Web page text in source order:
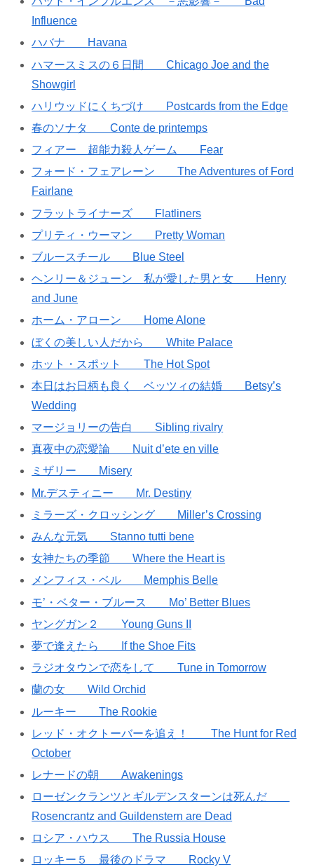
Influence
ハバナ Havana
ハマースミスの６日間 Chicago Joe and the
Showgirl
ハリウッドにくちづけ Postcards from the Edge
春のソナタ Conte de printemps
フィアー 超能力殺人ゲーム Fear
フォード・フェアレーン The Adventures of Ford
Fairlane
フラットライナーズ Flatliners
プリティ・ウーマン Pretty Woman
ブルースチール Blue Steel
ヘンリー＆ジューン 私が愛した男と女 Henry
and June
ホーム・アローン Home Alone
ぼくの美しい人だから White Palace
ホット・スポット The Hot Spot
本日はお日柄も良く ベッツィの結婚 Betsy’s
Wedding
マージョリーの告白 Sibling rivalry
真夜中の恋愛論 Nuit d’ete en ville
ミザリー Misery
Mr.デスティニー Mr. Destiny
ミラーズ・クロッシング Miller’s Crossing
みんな元気 Stanno tutti bene
女神たちの季節 Where the Heart is
メンフィス・ベル Memphis Belle
モ’・ベター・ブルース Mo’ Better Blues
ヤングガン２ Young Guns II
夢で逢えたら If the Shoe Fits
ラジオタウンで恋をして Tune in Tomorrow
蘭の女 Wild Orchid
ルーキー The Rookie
レッド・オクトーバーを追え！ The Hunt for Red
October
レナードの朝 Awakenings
ローゼンクランツとギルデンスターンは死んだ
Rosencrantz and Guildenstern are Dead
ロシア・ハウス The Russia House
ロッキー５ 最後のドラマ Rocky V